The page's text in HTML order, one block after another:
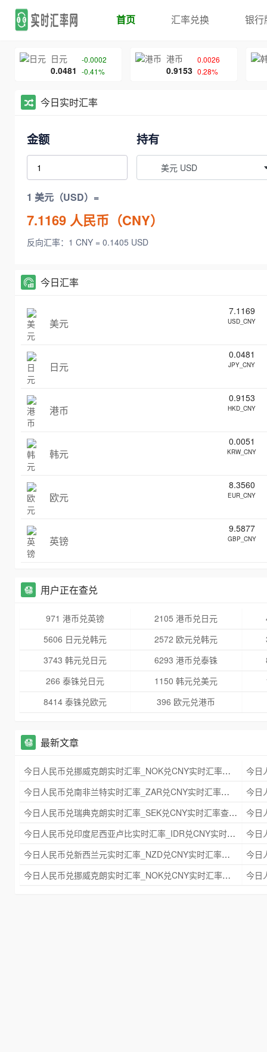
首页 汇率兑换 银行
日元
0.0481
-0.0002
-0.41%
港币
0.9153
0.0026
0.28%
今日实时汇率
金额 持有
美元 USD
1 美元（USD）=
7.1169 人民币（CNY）
反向汇率：1 CNY = 0.1405 USD
今日汇率
美元
7.1169
USD_CNY
日元
0.0481
JPY_CNY
港币
0.9153
HKD_CNY
韩元
0.0051
KRW_CNY
欧元
8.3560
EUR_CNY
英镑
9.5877
GBP_CNY
用户正在查兑
971 港币兑英镑 2105 港币兑日元
5606 日元兑韩元
2572 欧元兑韩元
3743 韩元兑日元
6293 港币兑泰铢
266 泰铢兑日元
1150 韩元兑美元
8414 泰铢兑欧元
396 欧元兑港币
最新文章
今日人民币兑挪威克朗实时汇率_NOK兑CNY实时汇率查询 2025年09月21日
今日人民币兑南非兰特实时汇率_ZAR兑CNY实时汇率查询 2025年09月21日
今日人民币兑瑞典克朗实时汇率_SEK兑CNY实时汇率查询 2025年09月21日
今日人民币兑印度尼西亚卢比实时汇率_IDR兑CNY实时汇率查询 2025年09月21日
今日人民币兑新西兰元实时汇率_NZD兑CNY实时汇率查询 2025年09月21日
今日人民币兑挪威克朗实时汇率_NOK兑CNY实时汇率查询 2025年09月21日